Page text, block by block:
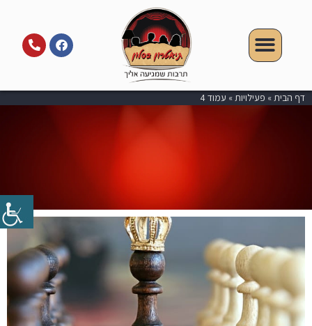
דף הבית» פעילויות» עמוד 4